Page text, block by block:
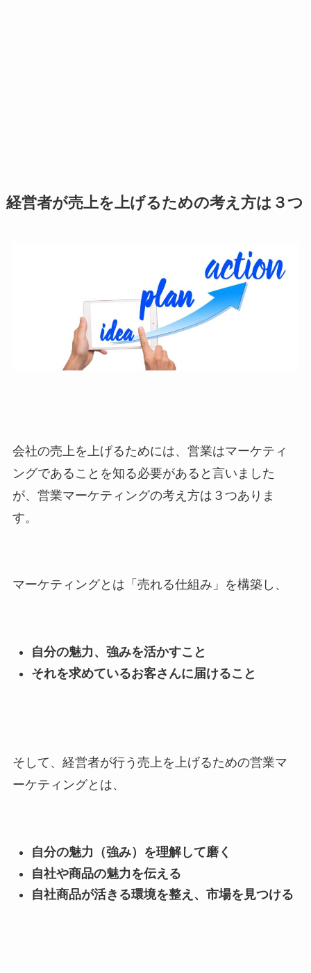
経営者が売上を上げるための考え方は３つ
会社の売上を上げるためには、営業はマーケティ
ングであることを知る必要があると言いました
が、営業マーケティングの考え方は３つありま
す。
マーケティングとは「売れる仕組み」を構築し、
自分の魅力、強みを活かすこと
それを求めているお客さんに届けること
そして、経営者が行う売上を上げるための営業マ
ーケティングとは、
自分の魅力（強み）を理解して磨く
自社や商品の魅力を伝える
自社商品が活きる環境を整え、市場を見つける